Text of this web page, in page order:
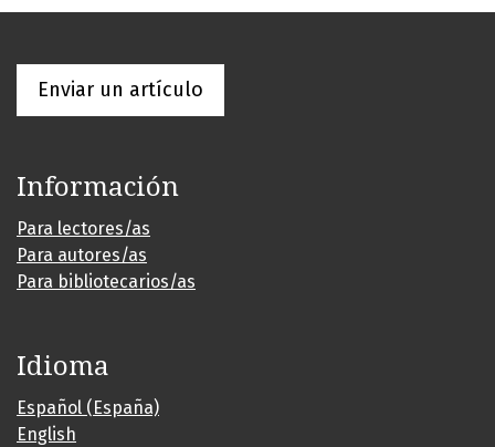
Enviar un artículo
Información
Para lectores/as
Para autores/as
Para bibliotecarios/as
Idioma
Español (España)
English